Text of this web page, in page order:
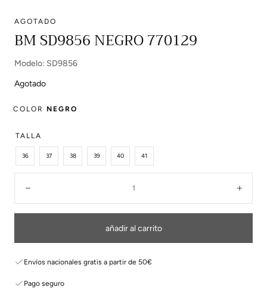
multimedia
en
modal
AGOTADO
BM SD9856 NEGRO 770129
Modelo: SD9856
Agotado
COLOR NEGRO
TALLA
36 37 38 39 40 41
añadir al carrito
Envíos nacionales gratis a partir de 50€
Pago seguro